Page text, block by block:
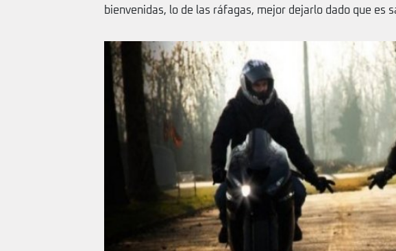
bienvenidas, lo de las ráfagas, mejor dejarlo dado que es